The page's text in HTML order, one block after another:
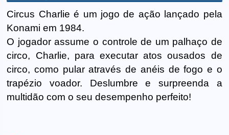
Circus Charlie é um jogo de ação lançado pela
Konami em 1984.
O jogador assume o controle de um palhaço de
circo, Charlie, para executar atos ousados de
circo, como pular através de anéis de fogo e o
trapézio voador. Deslumbre e surpreenda a
multidão com o seu desempenho perfeito!